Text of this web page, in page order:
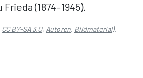
(1874–1945).
CC BY-SA 3.0, Autoren, Bildmaterial).